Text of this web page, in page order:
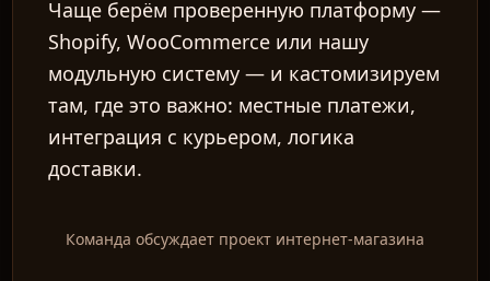
Чаще берём проверенную платформу —
Shopify, WooCommerce или нашу
модульную систему — и кастомизируем
там, где это важно: местные платежи,
интеграция с курьером, логика
доставки.
Команда обсуждает проект интернет-магазина